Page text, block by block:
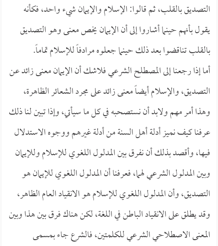
التصديق بالقلب، ثم قالوا: الإسلام والإيمان شيء واحد، فكأنه
يقول بأنهم حينما أشاروا إلى أن الإيمان يخص معنى وهو التصديق
بالقلب تناقضوا بعد ذلك حينما جعلوه مرادفاً للإسلام تماماً.
أما إذا رجعنا إلى المصطلح الشرعي فلاشك أن الإيمان معنى زائد عن
التصديق، والإسلام أيضاً معنى زائد على مجرد الشعائر الظاهرة،
وهذا أمر مهم ولابد أن نستصحبه في كل ما سيأتي، وإذا تبين لنا ذلك
عرفنا كيف نميز أدلة أهل السنة من أدلة غيرهم ووجوه الاستدلال
فيها، وأقصد بذلك أن نفرق بين المدلول اللغوي للإسلام وللإيمان
وبين المدلول الشرعي لهما، فعرفنا أن المدلول اللغوي للإيمان هو
التصديق، وأن المدلول اللغوي للإسلام هو الانقياد العام الظاهر،
وقد يطلق على الانقياد الباطن في اللغة، لكن هناك فرق بين هذا وبين
المعنى الاصطلاحي الشرعي للكلمتين، فالشرع جاء بمسمى